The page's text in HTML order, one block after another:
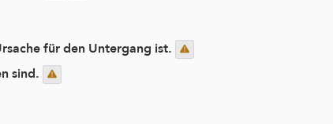
für den Untergang ist.
sind.